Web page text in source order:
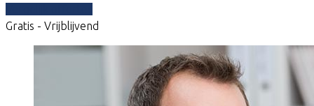
Gratis - Vrijblijvend